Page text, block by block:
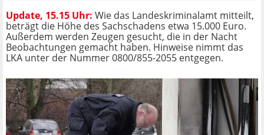
Update, 15.15 Uhr: Wie das Landeskriminalamt mitteilt,
beträgt die Höhe des Sachschadens etwa 15.000 Euro.
Außerdem werden Zeugen gesucht, die in der Nacht
Beobachtungen gemacht haben. Hinweise nimmt das
LKA unter der Nummer 0800/855-2055 entgegen.